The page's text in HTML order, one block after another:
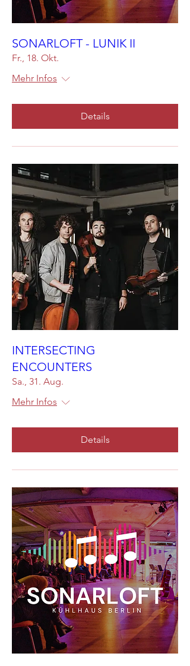
SONARLOFT - LUNIK II
Fr., 18. Okt.
Mehr Infos
Details
INTERSECTING
ENCOUNTERS
Sa., 31. Aug.
Mehr Infos
Details